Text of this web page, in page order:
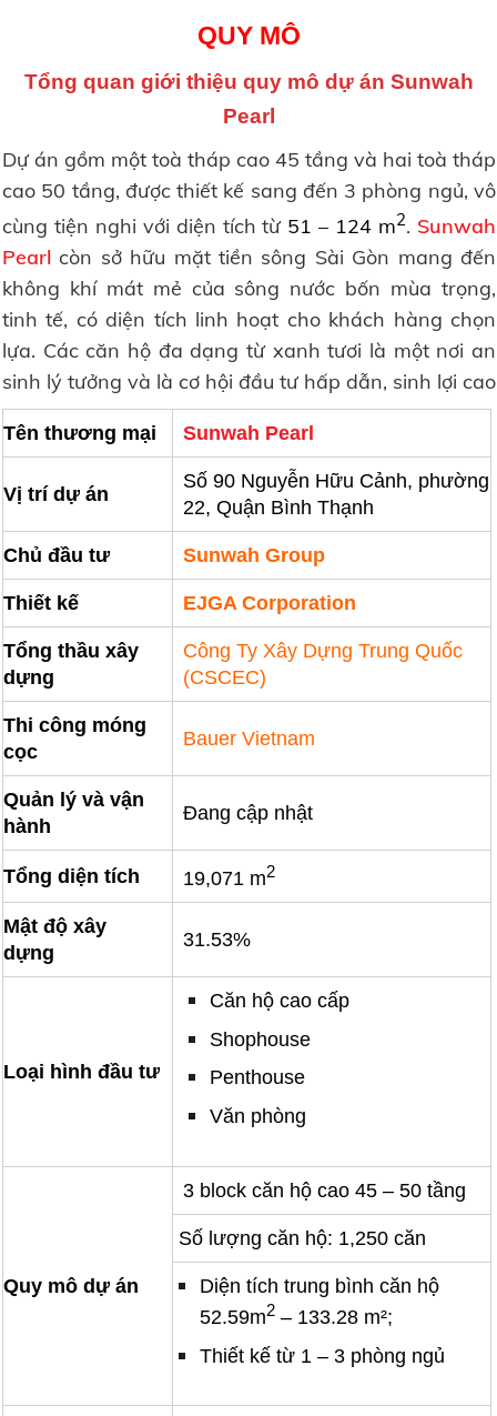
QUY MÔ
Tổng quan giới thiệu quy mô dự án Sunwah
Pearl
Dự án gồm một toà tháp cao 45 tầng và hai toà tháp
cao 50 tầng, được thiết kế sang đến 3 phòng ngủ, vô
cùng tiện nghi với diện tích từ 51 – 124 m2. Sunwah
Pearlcòn sở hữu mặt tiền sông Sài Gòn mang đến
không khí mát mẻ của sông nước bốn mùa trọng,
tinh tế, có diện tích linh hoạt cho khách hàng chọn
lựa. Các căn hộ đa dạng từ xanh tươi là một nơi an
sinh lý tưởng và là cơ hội đầu tư hấp dẫn, sinh lợi cao
Tên thương mại Sunwah Pearl
Vị trí dự án
Số 90 Nguyễn Hữu Cảnh, phường
22, Quận Bình Thạnh
Chủ đầu tư Sunwah Group
Thiết kế EJGA Corporation
Tổng thầu xây
dựng
Công Ty Xây Dựng Trung Quốc
(CSCEC)
Thi công móng
cọc
Bauer Vietnam
Quản lý và vận
hành
Đang cập nhật
Tổng diện tích 19,071 m2
Mật độ xây
dựng
31.53%
Loại hình đầu tư
Căn hộ cao cấp
Shophouse
Penthouse
Văn phòng
Quy mô dự án
3 block căn hộ cao 45 – 50 tầng
Số lượng căn hộ: 1,250 căn
Diện tích trung bình căn hộ
52.59m2– 133.28 m²;
Thiết kế từ 1 – 3 phòng ngủ